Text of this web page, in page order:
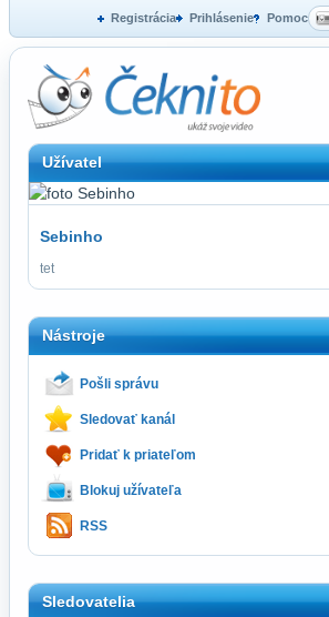
Registrácia Prihlásenie Pomoc
Užívatel
Sebinho
tet
Nástroje
Pošli správu
Sledovať kanál
Pridať k priateľom
Blokuj užívateľa
RSS
Sledovatelia